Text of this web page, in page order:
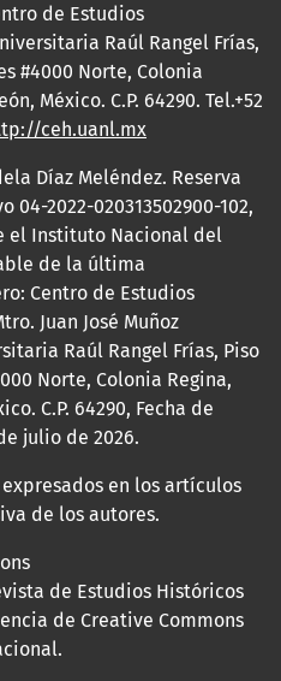
de Estudios
Raúl Rangel Frías,
#4000 Norte, Colonia
México. C.P. 64290. Tel.+52
ceh.uanl.mx
Díaz Meléndez. Reserva
04-2022-020313502900-102,
el Instituto Nacional del
de la última
Centro de Estudios
Juan José Muñoz
Raúl Rangel Frías, Piso
Norte, Colonia Regina,
C.P. 64290, Fecha de
julio de 2026.
en los artículos
de los autores.
de Estudios Históricos
de Creative Commons